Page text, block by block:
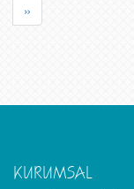
»
KURUMSAL